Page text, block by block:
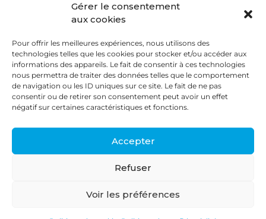
Gérer le consentement
aux cookies
Pour offrir les meilleures expériences, nous utilisons des
technologies telles que les cookies pour stocker et/ou accéder aux
informations des appareils. Le fait de consentir à ces technologies
nous permettra de traiter des données telles que le comportement
de navigation ou les ID uniques sur ce site. Le fait de ne pas
consentir ou de retirer son consentement peut avoir un effet
négatif sur certaines caractéristiques et fonctions.
Accepter
Refuser
Voir les préférences
Trémie mouvante DezaMouv+
Contact
87, rue du Ruisseau
38070 St Quentin Fallavier
contact@deza.fr